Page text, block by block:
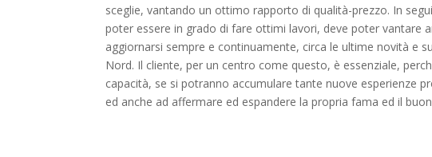
sceglie, vantando un ottimo rapporto di qualità-prezzo. In
poter essere in grado di fare ottimi lavori, deve poter vantare
aggiornarsi sempre e continuamente, circa le ultime novità e
Nord. Il cliente, per un centro come questo, è essenziale,
capacità, se si potranno accumulare tante nuove esperienze
ed anche ad affermare ed espandere la propria fama ed il